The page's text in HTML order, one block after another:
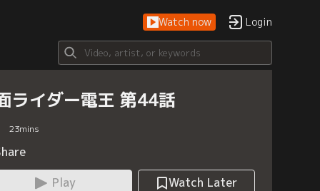
Watch now Login
ライダー電王 第44話
23mins
Play
Watch Later